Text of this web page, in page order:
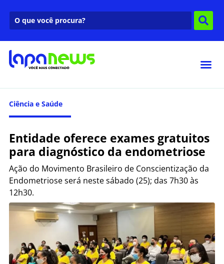
Ciência e Saúde
Entidade oferece exames gratuitos
para diagnóstico da endometriose
Ação do Movimento Brasileiro de Conscientização da
Endometriose será neste sábado (25); das 7h30 às
12h30.